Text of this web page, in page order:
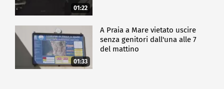
01:22
01:33
A Praia a Mare vietato uscire
senza genitori dall'una alle 7
del mattino